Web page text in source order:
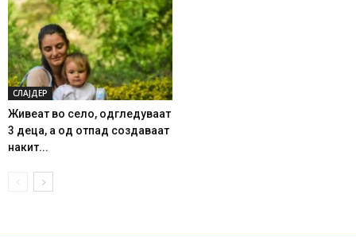
СЛАЈДЕР
Живеат во село, одгледуваат
3 деца, а од отпад создаваат
накит...